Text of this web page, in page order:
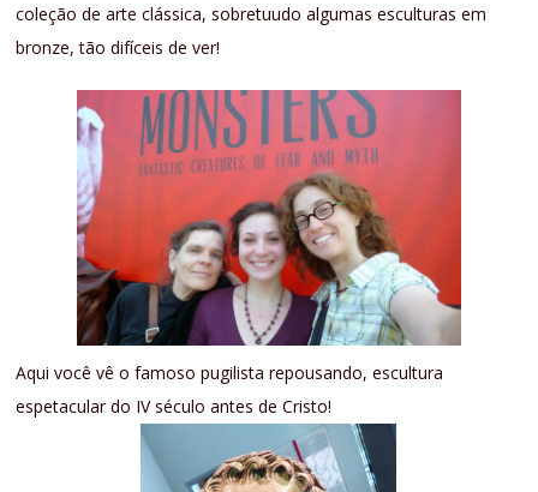
coleção de arte clássica, sobretuudo algumas esculturas em
bronze, tão difíceis de ver!
Aqui você vê o famoso pugilista repousando, escultura
espetacular do IV século antes de Cristo!